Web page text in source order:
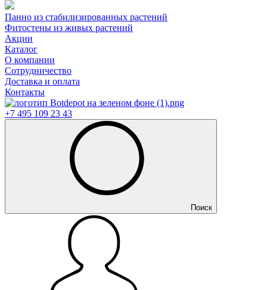
Панно из стабилизированных растений
Фитостены из живых растений
Акции
Каталог
О компании
Сотрудничество
Доставка и оплата
Контакты
+7 495 109 23 43
Поиск